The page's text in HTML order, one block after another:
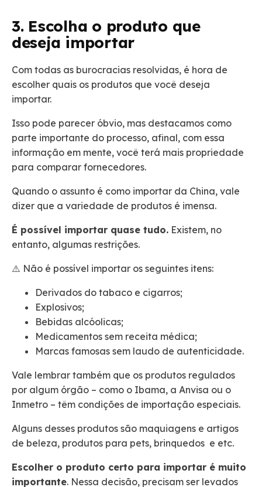
3. Escolha o produto que
deseja importar
Com todas as burocracias resolvidas, é hora de
escolher quais os produtos que você deseja
importar.
Isso pode parecer óbvio, mas destacamos como
parte importante do processo, afinal, com essa
informação em mente, você terá mais propriedade
para comparar fornecedores.
Quando o assunto é como importar da China, vale
dizer que a variedade de produtos é imensa.
É possível importar quase tudo. Existem, no
entanto, algumas restrições.
⚠️ Não é possível importar os seguintes itens:
Derivados do tabaco e cigarros;
Explosivos;
Bebidas alcóolicas;
Medicamentos sem receita médica;
Marcas famosas sem laudo de autenticidade.
Vale lembrar também que os produtos regulados
por algum órgão – como o Ibama, a Anvisa ou o
Inmetro – têm condições de importação especiais.
Alguns desses produtos são maquiagens e artigos
de beleza, produtos para pets, brinquedos e etc.
Escolher o produto certo para importar é muito
importante. Nessa decisão, precisam ser levados